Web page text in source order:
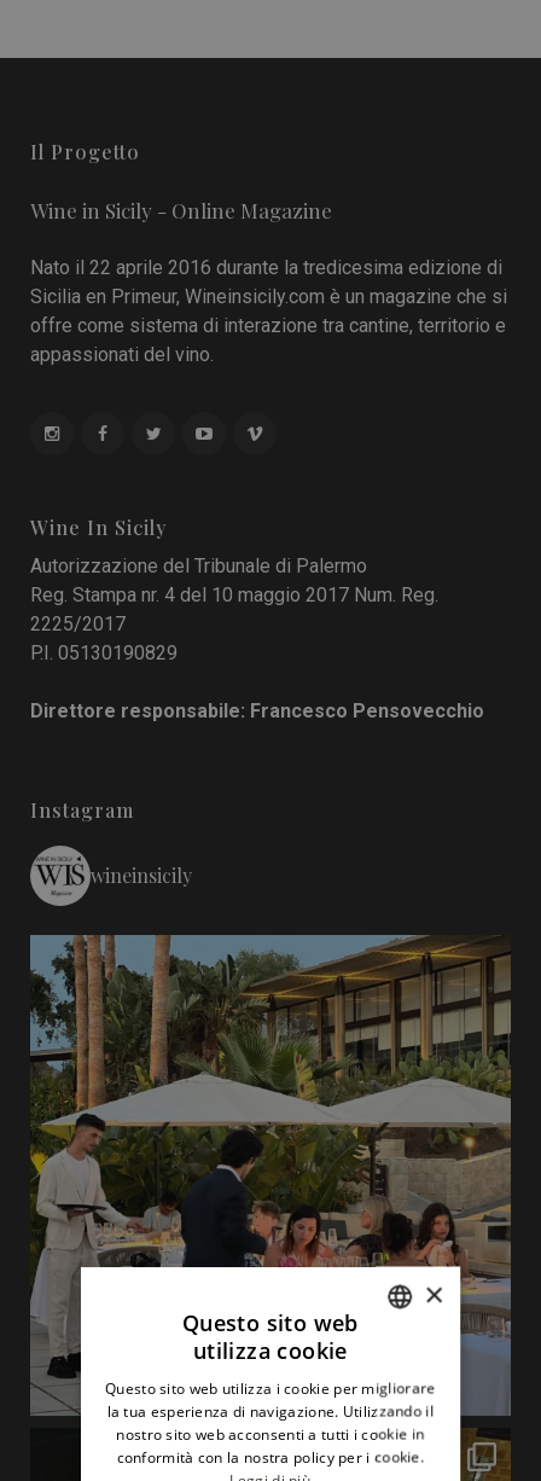
Il Progetto
Wine in Sicily - Online Magazine
Nato il 22 aprile 2016 durante la tredicesima edizione di
Sicilia en Primeur, Wineinsicily.com è un magazine che si
offre come sistema di interazione tra cantine, territorio e
appassionati del vino.
Wine In Sicily
Autorizzazione del Tribunale di Palermo
Reg. Stampa nr. 4 del 10 maggio 2017 Num. Reg.
2225/2017
P.I. 05130190829
Direttore responsabile: Francesco Pensovecchio
Instagram
wineinsicily
ENGLISH
×
Questo sito web
utilizza cookie
Questo sito web utilizza i cookie per migliorare
la tua esperienza di navigazione. Utilizzando il
nostro sito web acconsenti a tutti i cookie in
conformità con la nostra policy per i cookie.